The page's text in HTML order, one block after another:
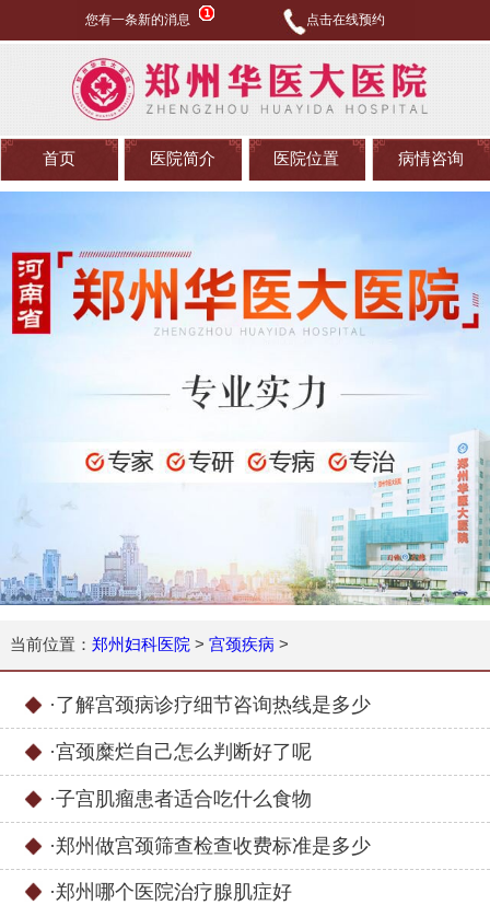
您有一条新的消息 点击在线预约
首页 医院简介 医院位置 病情咨询
当前位置： 郑州妇科医院 > 宫颈疾病 >
·了解宫颈病诊疗细节咨询热线是多少
·宫颈糜烂自己怎么判断好了呢
·子宫肌瘤患者适合吃什么食物
·郑州做宫颈筛查检查收费标准是多少
·郑州哪个医院治疗腺肌症好